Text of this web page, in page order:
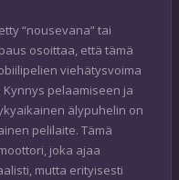
“nousevana” tai
osoittaa, että tämä
viehätysvoima
. Kynnys pelaamiseen ja
älypuhelin on
pelilaite. Tämä
joka ajaa
mutta erityisesti